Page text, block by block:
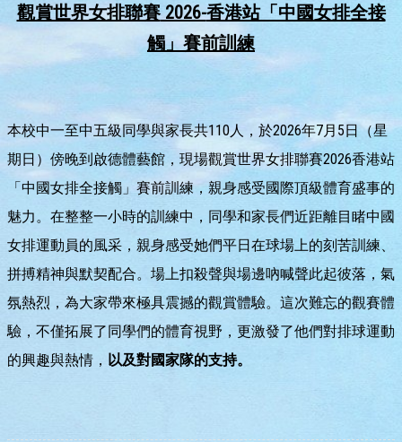
觀賞世界女排聯賽2026-香港站「中國女排全接
觸」賽前訓練
本校中一至中五級同學與家長共110人，於2026年7月5日（星
期日）傍晚到啟德體藝館，現場觀賞世界女排聯賽2026香港站
「中國女排全接觸」賽前訓練，親身感受國際頂級體育盛事的
魅力。在整整一小時的訓練中，同學和家長們近距離目睹中國
女排運動員的風采，親身感受她們平日在球場上的刻苦訓練、
拼搏精神與默契配合。場上扣殺聲與場邊吶喊聲此起彼落，氣
氛熱烈，為大家帶來極具震撼的觀賞體驗。這次難忘的觀賽體
驗，不僅拓展了同學們的體育視野，更激發了他們對排球運動
的興趣與熱情， 以及對國家隊的支持。